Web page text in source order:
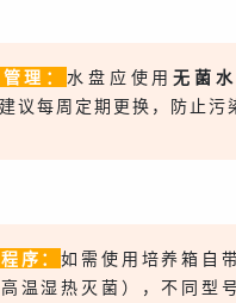
理： 水盘应使用无菌水
议每周定期更换，防止污
序：如需使用培养箱自
高温湿热灭菌），不同型